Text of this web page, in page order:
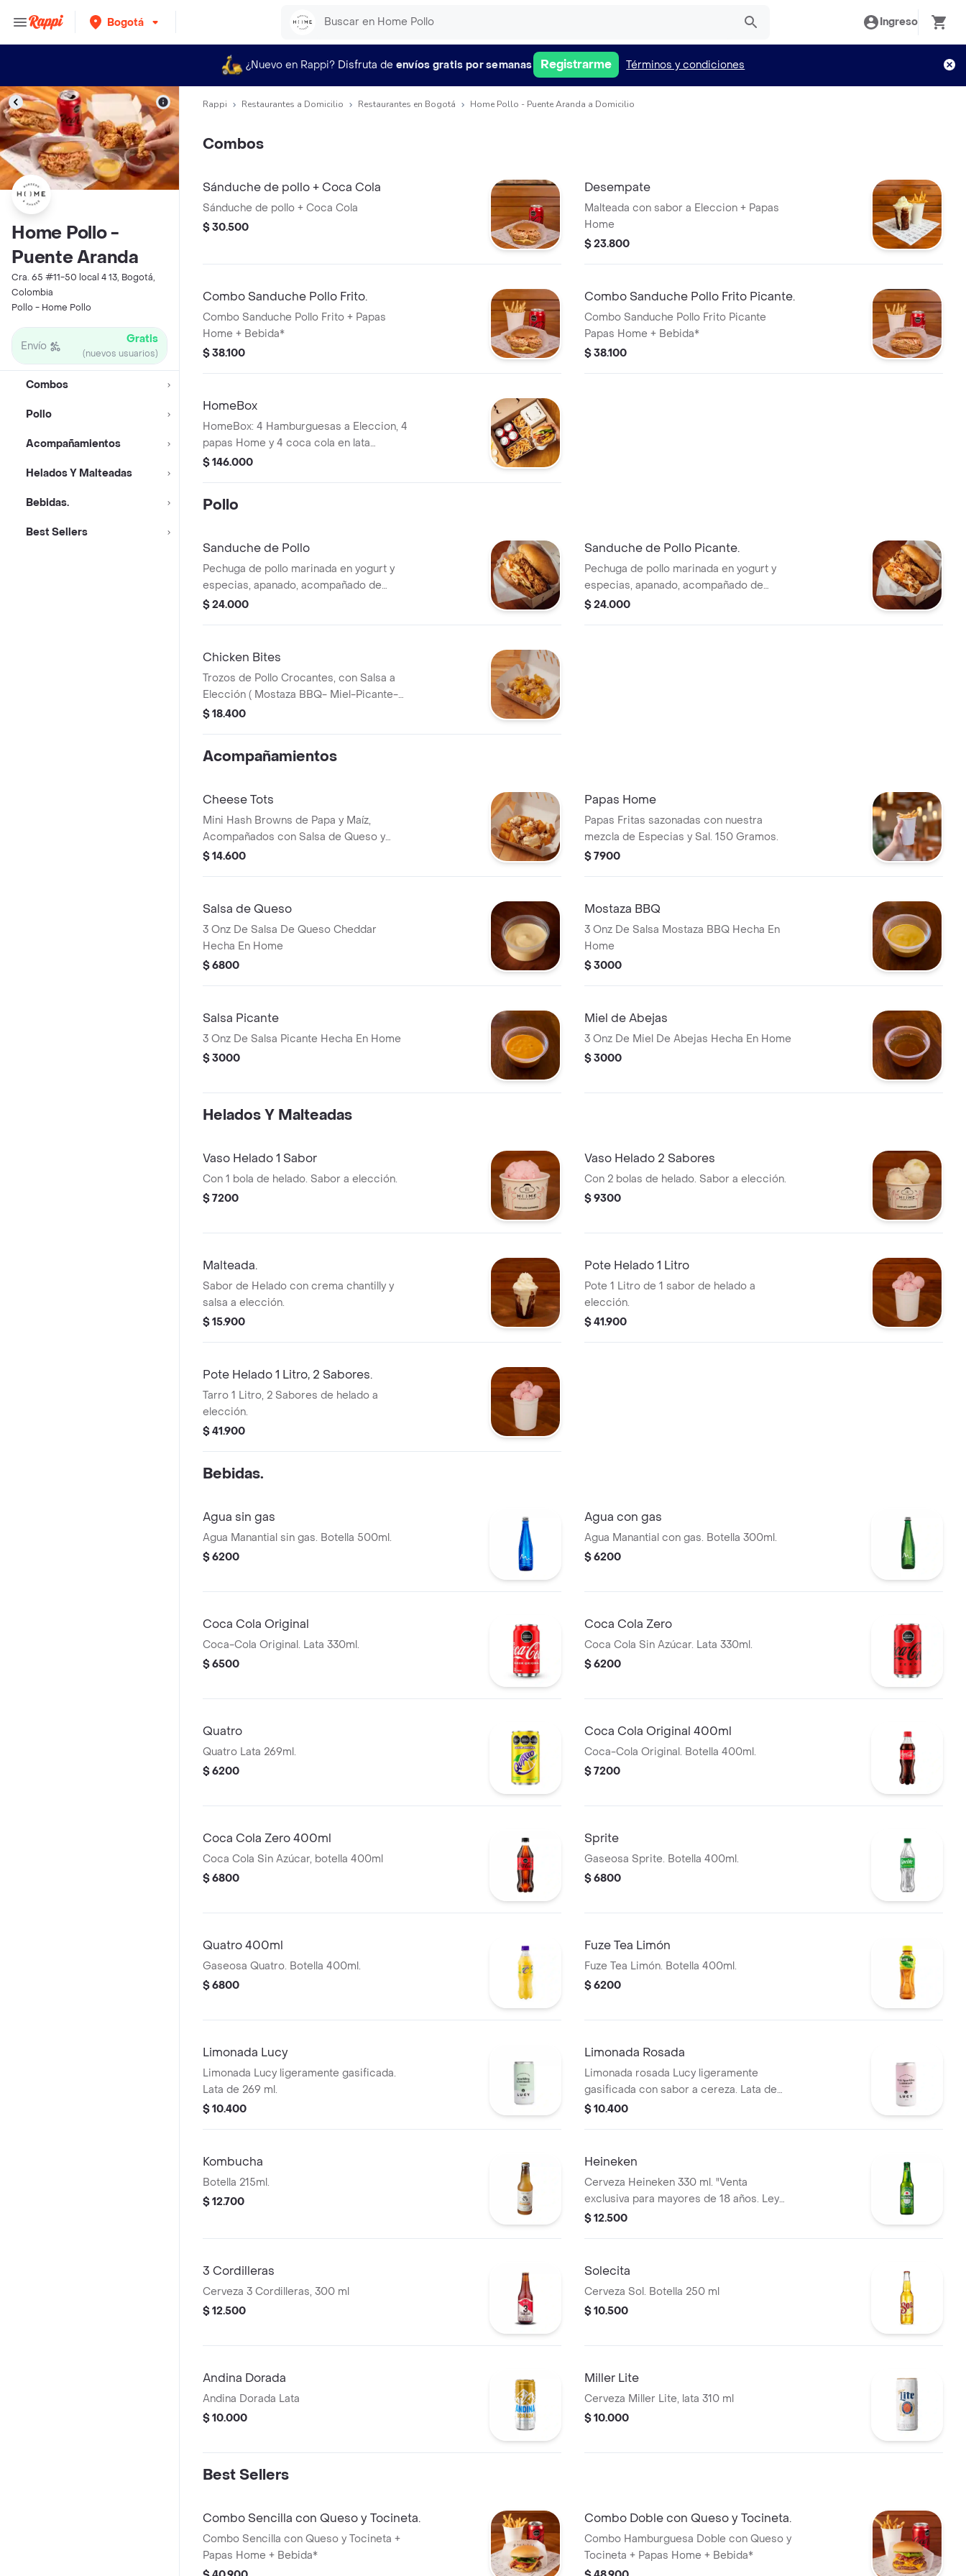
Bogotá Ingreso
¿Nuevo en Rappi? Disfruta de envíos gratis por semanas Registrarme Términos y condiciones
Home Pollo -
Puente Aranda
Cra. 65 #11-50 local 4 13, Bogotá,
Colombia
Pollo - Home Pollo
Envío Gratis
(nuevos usuarios)
Combos
Pollo
Acompañamientos
Helados Y Malteadas
Bebidas.
Best Sellers
Rappi Restaurantes a Domicilio Restaurantes en Bogotá Home Pollo - Puente Aranda a Domicilio
Combos
Sánduche de pollo + Coca Cola
Sánduche de pollo + Coca Cola
$ 30.500
Desempate
Malteada con sabor a Eleccion + Papas
Home
$ 23.800
Combo Sanduche Pollo Frito.
Combo Sanduche Pollo Frito + Papas
Home + Bebida*
$ 38.100
Combo Sanduche Pollo Frito Picante.
Combo Sanduche Pollo Frito Picante
Papas Home + Bebida*
$ 38.100
HomeBox
HomeBox: 4 Hamburguesas a Eleccion, 4
papas Home y 4 coca cola en lata
(Normal-Zero)
$ 146.000
Pollo
Sanduche de Pollo
Pechuga de pollo marinada en yogurt y
especias, apanado, acompañado de
ensalada de repollo.
$ 24.000
Sanduche de Pollo Picante.
Pechuga de pollo marinada en yogurt y
especias, apanado, acompañado de
ensalada de repollo y salsa picante.
$ 24.000
Chicken Bites
Trozos de Pollo Crocantes, con Salsa a
Elección ( Mostaza BBQ- Miel-Picante-
HOME.)
$ 18.400
Acompañamientos
Cheese Tots
Mini Hash Browns de Papa y Maíz,
Acompañados con Salsa de Queso y
Cebolla Crunchy. 200 Gramos.
$ 14.600
Papas Home
Papas Fritas sazonadas con nuestra
mezcla de Especias y Sal. 150 Gramos.
$ 7900
Salsa de Queso
3 Onz De Salsa De Queso Cheddar
Hecha En Home
$ 6800
Mostaza BBQ
3 Onz De Salsa Mostaza BBQ Hecha En
Home
$ 3000
Salsa Picante
3 Onz De Salsa Picante Hecha En Home
$ 3000
Miel de Abejas
3 Onz De Miel De Abejas Hecha En Home
$ 3000
Helados Y Malteadas
Vaso Helado 1 Sabor
Con 1 bola de helado. Sabor a elección.
$ 7200
Vaso Helado 2 Sabores
Con 2 bolas de helado. Sabor a elección.
$ 9300
Malteada.
Sabor de Helado con crema chantilly y
salsa a elección.
$ 15.900
Pote Helado 1 Litro
Pote 1 Litro de 1 sabor de helado a
elección.
$ 41.900
Pote Helado 1 Litro, 2 Sabores.
Tarro 1 Litro, 2 Sabores de helado a
elección.
$ 41.900
Bebidas.
Agua sin gas
Agua Manantial sin gas. Botella 500ml.
$ 6200
Agua con gas
Agua Manantial con gas. Botella 300ml.
$ 6200
Coca Cola Original
Coca-Cola Original. Lata 330ml.
$ 6500
Coca Cola Zero
Coca Cola Sin Azúcar. Lata 330ml.
$ 6200
Quatro
Quatro Lata 269ml.
$ 6200
Coca Cola Original 400ml
Coca-Cola Original. Botella 400ml.
$ 7200
Coca Cola Zero 400ml
Coca Cola Sin Azúcar, botella 400ml
$ 6800
Sprite
Gaseosa Sprite. Botella 400ml.
$ 6800
Quatro 400ml
Gaseosa Quatro. Botella 400ml.
$ 6800
Fuze Tea Limón
Fuze Tea Limón. Botella 400ml.
$ 6200
Limonada Lucy
Limonada Lucy ligeramente gasificada.
Lata de 269 ml.
$ 10.400
Limonada Rosada
Limonada rosada Lucy ligeramente
gasificada con sabor a cereza. Lata de
269 ml.
$ 10.400
Kombucha
Botella 215ml.
$ 12.700
Heineken
Cerveza Heineken 330 ml. "Venta
exclusiva para mayores de 18 años. Ley
124 de 1994"
$ 12.500
3 Cordilleras
Cerveza 3 Cordilleras, 300 ml
$ 12.500
Solecita
Cerveza Sol. Botella 250 ml
$ 10.500
Andina Dorada
Andina Dorada Lata
$ 10.000
Miller Lite
Cerveza Miller Lite, lata 310 ml
$ 10.000
Best Sellers
Combo Sencilla con Queso y Tocineta.
Combo Sencilla con Queso y Tocineta +
Papas Home + Bebida*
Combo Doble con Queso y Tocineta.
Combo Hamburguesa Doble con Queso y
Tocineta + Papas Home + Bebida*